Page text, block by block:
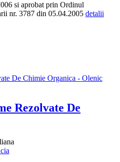
si aprobat prin Ordinul
nr. 3787 din 05.04.2005 detalii
Rezolvate De